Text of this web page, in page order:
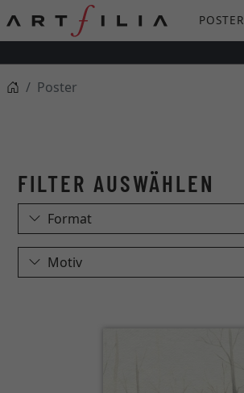
POSTER
Poster
Format
Motiv